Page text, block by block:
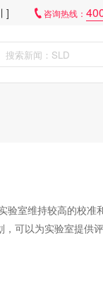
] 咨询热线：
验室维持较高的校准
，可以为实验室提供评